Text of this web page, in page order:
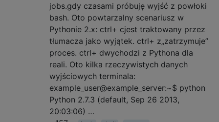
jobs.gdy czasami próbuję wyjść z powłoki
bash. Oto powtarzalny scenariusz w
Pythonie 2.x: ctrl+ cjest traktowany przez
tłumacza jako wyjątek. ctrl+ z„zatrzymuje”
proces. ctrl+ dwychodzi z Pythona dla
reali. Oto kilka rzeczywistych danych
wyjściowych terminala:
example_user@example_server:~$ python
Python 2.7.3 (default, Sep 26 2013,
20:03:06) …